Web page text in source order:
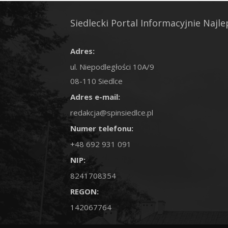
Siedlecki Portal Informacyjnie
Adres:
ul. Niepodległości 10A/9
08-110 Siedlce
Adres e-mail:
redakcja@spinsiedlce.pl
Numer telefonu:
+48 692 931 091
NIP:
8241708354
REGON:
142067764